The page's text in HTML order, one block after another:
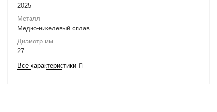
2025
Металл
Медно-никелевый сплав
Диаметр мм.
27
Все характеристики